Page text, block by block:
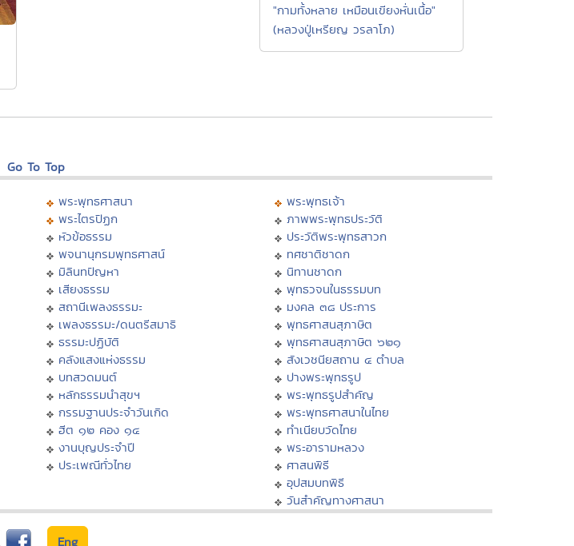
"กามทั้งหลาย เหมือนเขียงหั่นเนื้อ"
(หลวงปู่เหรียญ วรลาโภ)
Go To Top
พระพุทธศาสนา
พระไตรปิฏก
หัวข้อธรรม
พจนานุกรมพุทธศาสน์
มิลินทปัญหา
เสียงธรรม
สถานีเพลงธรรมะ
เพลงธรรมะ/ดนตรีสมาธิ
ธรรมะปฏิบัติ
คลังแสงแห่งธรรม
บทสวดมนต์
หลักธรรมนำสุขฯ
กรรมฐานประจำวันเกิด
ฮีต ๑๒ คอง ๑๔
งานบุญประจำปี
ประเพณีทั่วไทย
พระพุทธเจ้า
ภาพพระพุทธประวัติ
ประวัติพระพุทธสาวก
ทศชาติชาดก
นิทานชาดก
พุทธวจนในธรรมบท
มงคล ๓๘ ประการ
พุทธศาสนสุภาษิต
พุทธศาสนสุภาษิต ๖๒๑
สังเวชนียสถาน ๔ ตำบล
ปางพระพุทธรูป
พระพุทธรูปสำคัญ
พระพุทธศาสนาในไทย
ทำเนียบวัดไทย
พระอารามหลวง
ศาสนพิธี
อุปสมบทพิธี
วันสำคัญทางศาสนา
Eng